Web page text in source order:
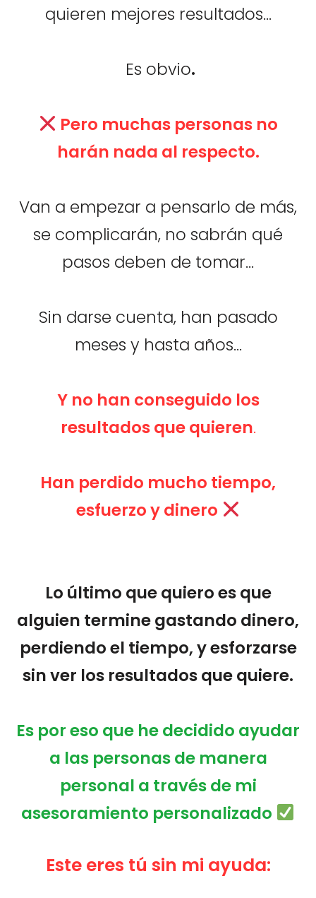
quieren mejores resultados...
Es obvio.
Pero muchas personas no
harán nada al respecto.
Van a empezar a pensarlo de más,
se complicarán, no sabrán qué
pasos deben de tomar...
Sin darse cuenta, han pasado
meses y hasta años...
Y no han conseguido los
resultados que quieren.
Han perdido mucho tiempo,
esfuerzo y dinero
Lo último que quiero es que
alguien termine gastando dinero,
perdiendo el tiempo, y esforzarse
sin ver los resultados que quiere.
Es por eso que he decidido ayudar
a las personas de manera
personal a través de mi
asesoramiento personalizado
Este eres tú sin mi ayuda: